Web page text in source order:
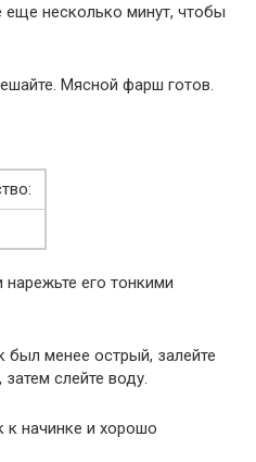
еще несколько минут, чтобы
Мясной фарш готов.
его тонкими
был менее острый, залейте
слейте воду.
к начинке и хорошо